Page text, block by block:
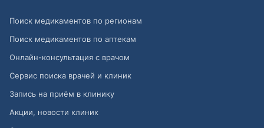
Поиск медикаментов по регионам
Поиск медикаментов по аптекам
Онлайн-консультация с врачом
Сервис поиска врачей и клиник
Запись на приём в клинику
Акции, новости клиник